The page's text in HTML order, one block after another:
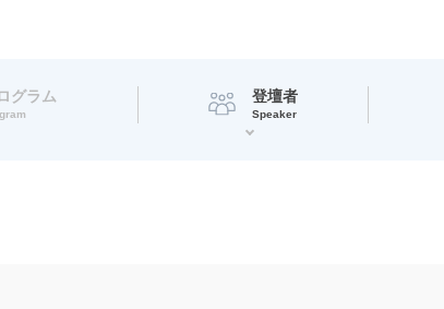
グラム 登壇者
Speaker